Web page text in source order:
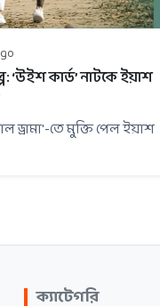
‘উইশ কার্ড’ নাটকে ইয়াশ
ড্রামা'-তে মুক্তি পেল ইয়াশ
ক্যাটেগরি